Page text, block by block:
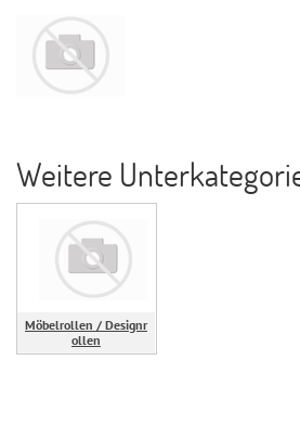
Weitere
Möbelrollen / Designr
ollen